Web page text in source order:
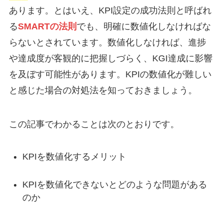
あります。とはいえ、KPI設定の成功法則と呼ばれ
るSMARTの法則 でも、明確に数値化しなければな
らないとされています。数値化しなければ、進捗
や達成度が客観的に把握しづらく、KGI達成に影響
を及ぼす可能性があります。KPIの数値化が難しい
と感じた場合の対処法を知っておきましょう。
この記事でわかることは次のとおりです。
KPIを数値化するメリット
KPIを数値化できないとどのような問題がある
のか